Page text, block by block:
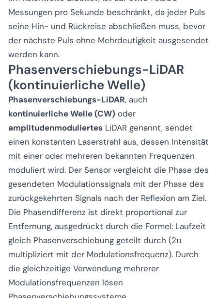
Messungen pro Sekunde beschränkt, da jeder Puls
seine Hin- und Rückreise abschließen muss, bevor
der nächste Puls ohne Mehrdeutigkeit ausgesendet
werden kann.
Phasenverschiebungs-LiDAR
(kontinuierliche Welle)
Phasenverschiebungs-LiDAR, auch
kontinuierliche Welle (CW) oder
amplitudenmoduliertes LiDAR genannt, sendet
einen konstanten Laserstrahl aus, dessen Intensität
mit einer oder mehreren bekannten Frequenzen
moduliert wird. Der Sensor vergleicht die Phase des
gesendeten Modulationssignals mit der Phase des
zurückgekehrten Signals nach der Reflexion am Ziel.
Die Phasendifferenz ist direkt proportional zur
Entfernung, ausgedrückt durch die Formel: Laufzeit
gleich Phasenverschiebung geteilt durch (2π
multipliziert mit der Modulationsfrequenz). Durch
die gleichzeitige Verwendung mehrerer
Modulationsfrequenzen lösen